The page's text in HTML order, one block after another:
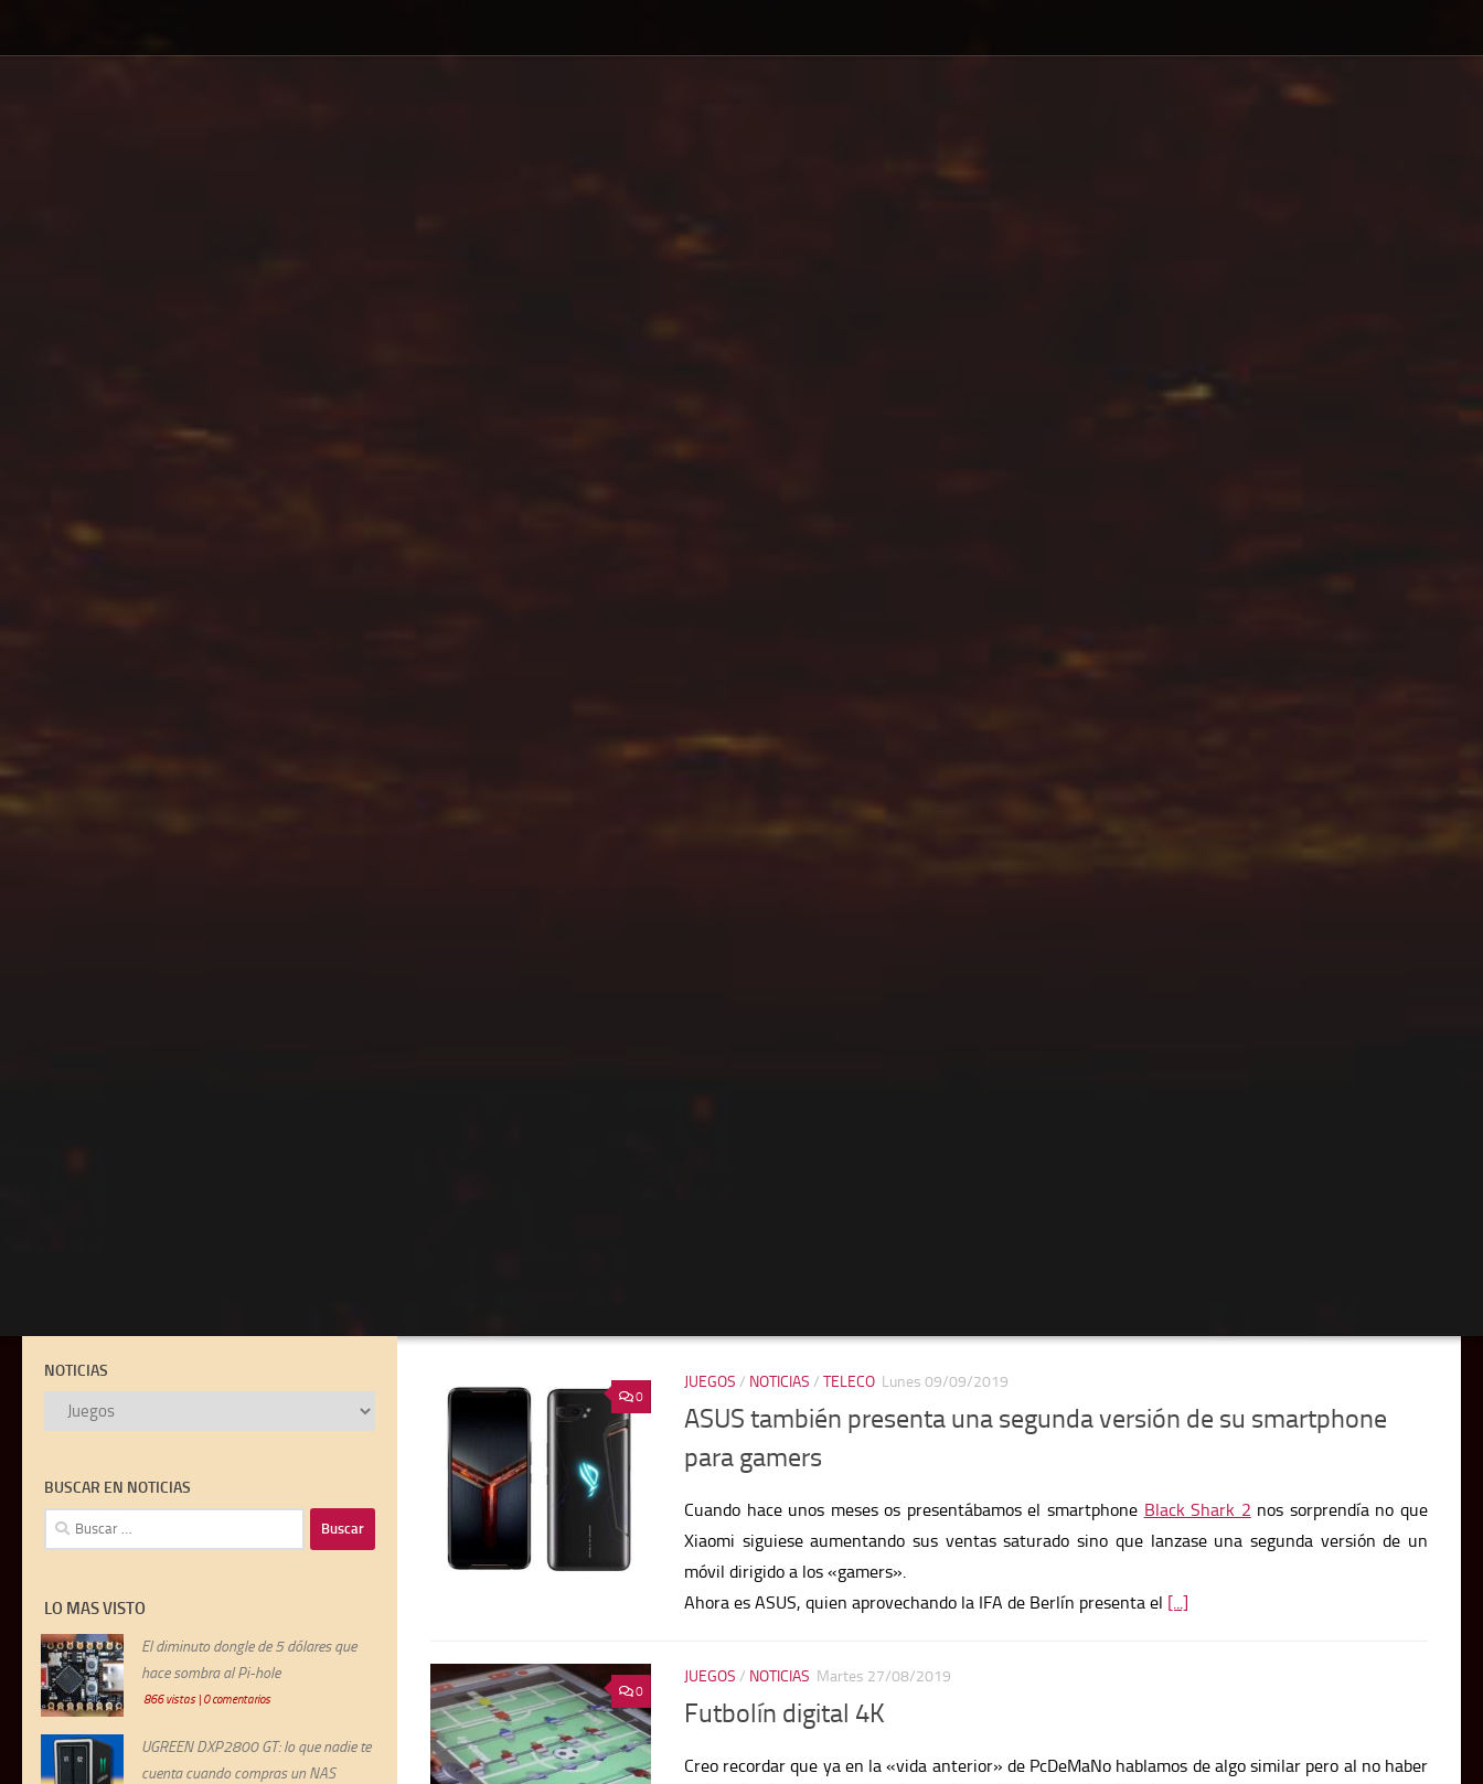
0
JUEGOS / NOTICIAS / TELECO Lunes 09/09/2019
ASUS también presenta una segunda versión de su smartphone
para gamers
Cuando hace unos meses os presentábamos el smartphone Black Shark 2 nos sorprendía no que
Xiaomi siguiese aumentando sus ventas saturado sino que lanzase una segunda versión de un
móvil dirigido a los «gamers».
Ahora es ASUS, quien aprovechando la IFA de Berlín presenta el [...]
0
JUEGOS / NOTICIAS Martes 27/08/2019
Futbolín digital 4K
Creo recordar que ya en la «vida anterior» de PcDeMaNo hablamos de algo similar pero al no haber
NOTICIAS
NOTICIAS
BUSCAR EN NOTICIAS
Buscar:
LO MAS VISTO
El diminuto dongle de 5 dólares que
hace sombra al Pi-hole
866 vistas| 0 comentarios
UGREEN DXP2800 GT: lo que nadie te
cuenta cuando compras un NAS